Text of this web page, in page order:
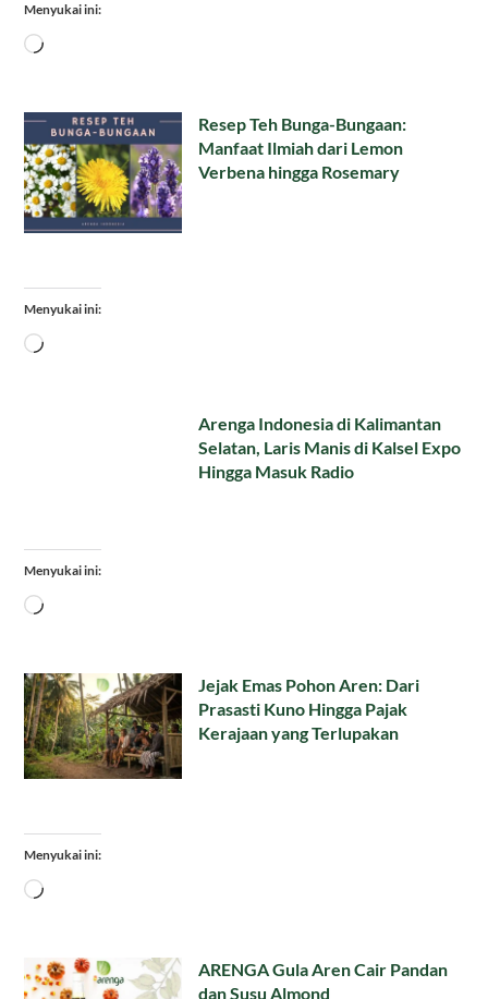
Menyukai ini:
Memuat...
Resep Teh Bunga-Bungaan:
Manfaat Ilmiah dari Lemon
Verbena hingga Rosemary
Menyukai ini:
Memuat...
Arenga Indonesia di Kalimantan
Selatan, Laris Manis di Kalsel Expo
Hingga Masuk Radio
Menyukai ini:
Memuat...
Jejak Emas Pohon Aren: Dari
Prasasti Kuno Hingga Pajak
Kerajaan yang Terlupakan
Menyukai ini:
Memuat...
ARENGA Gula Aren Cair Pandan
dan Susu Almond